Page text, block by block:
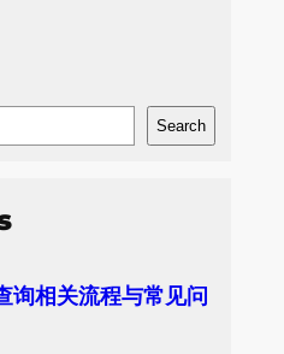
Search
询相关流程与常见问